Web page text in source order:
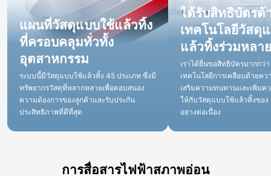
แผนที่วัสดุแบบใช้แล้วทิ้ง
ที่ครอบคลุมทั่วทั้ง
อุตสาหกรรม
ระบบนี้มีวัสดุแบบใช้แล้วทิ้ง 45 ประเภท ซึ่งมี
ทรัพยากรวัสดุที่หลากหลายเพื่อตอบสนอง
ความต้องการของลูกค้าและรับประกัน
ประสิทธิภาพที่ดีที่สุด
ได้รับสิทธิบัตรด้
เทคโนโลยีวัสดุ
แล้วทิ้งร่วมหลา
เราได้ยื่นขอสิทธิบัตรมากกว่
เทคโนโลยีการเคลือบด้วยคว
เสริมความทนทานและเพิ่มค
ให้กับวัสดุแบบใช้แล้วทิ้งของ
อย่างต่อเนื่อง
การสื่อสารไฟฟ้าสภาพอ่อน